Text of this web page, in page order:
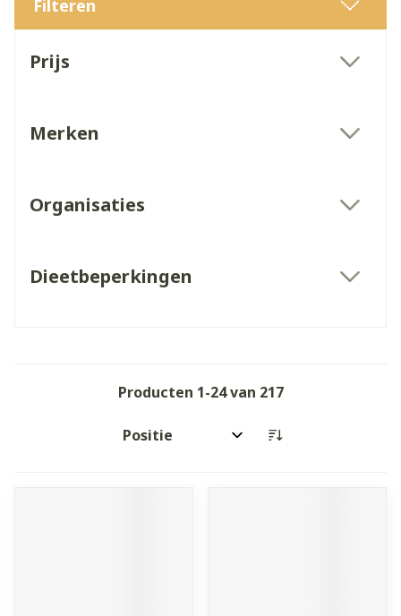
Filteren
Prijs
Merken
Organisaties
Dieetbeperkingen
Producten 1-24van 217
Sorteer op: